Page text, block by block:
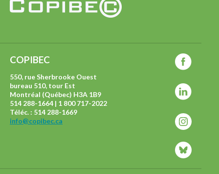
COPIBEC
550, rue Sherbrooke Ouest
bureau 510, tour Est
Montréal (Québec) H3A 1B9
514 288-1664 | 1 800 717-2022
Téléc. : 514 288-1669
info@copibec.ca